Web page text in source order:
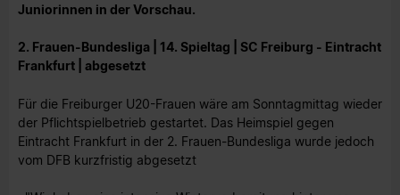
Juniorinnen in der Vorschau.
2. Frauen-Bundesliga | 14. Spieltag | SC Freiburg - Eintracht
Frankfurt | abgesetzt
Für die Freiburger U20-Frauen wäre am Sonntagmittag wieder
der Pflichtspielbetrieb gestartet. Das Heimspiel gegen
Eintracht Frankfurt in der 2. Frauen-Bundesliga wurde jedoch
vom DFB kurzfristig abgesetzt